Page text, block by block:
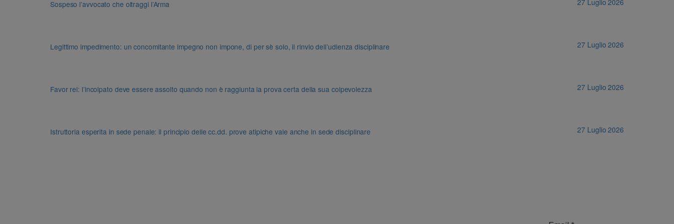
Sospeso l’avvocato che oltraggi l’Arma
Legittimo impedimento: un concomitante impegno non impone, di per sè solo, il rinvio dell’udienza disciplinare 27 Luglio 2026
Favor rei: l’incolpato deve essere assolto quando non è raggiunta la prova certa della sua colpevolezza 27 Luglio 2026
Istruttoria esperita in sede penale: il principio delle cc.dd. prove atipiche vale anche in sede disciplinare 27 Luglio 2026